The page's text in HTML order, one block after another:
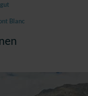
Blanc